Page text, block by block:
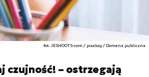
fot. JESHOOTS-com / pixabay / Domena publiczna
czujność! – ostrzegają